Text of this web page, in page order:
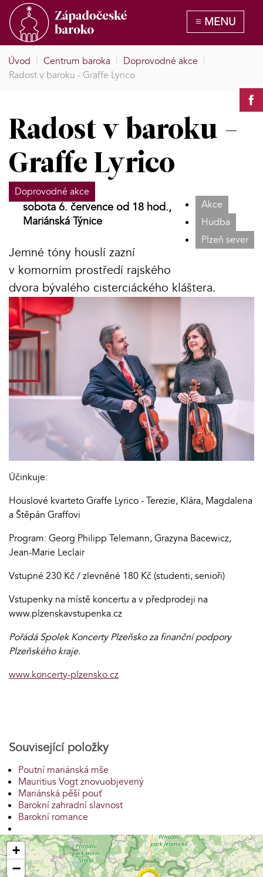
Úvod | Centrum baroka | Doprovodné akce |
Radost v baroku - Graffe Lyrico
Radost v baroku -
Graffe Lyrico
Doprovodné akce
Akce
Hudba
Plzeň sever
sobota 6. července od 18 hod.,
Mariánská Týnice
Jemné tóny houslí zazní
v komorním prostředí rajského
dvora bývalého cisterciáckého kláštera.
Účinkuje:
Houslové kvarteto Graffe Lyrico - Terezie, Klára, Magdalena
a Štěpán Graffovi
Program: Georg Philipp Telemann, Grazyna Bacewicz,
Jean-Marie Leclair
Vstupné 230 Kč / zlevněné 180 Kč (studenti, senioři)
Vstupenky na místě koncertu a v předprodeji na
www.plzenskavstupenka.cz
Pořádá Spolek Koncerty Plzeňsko za finanční podpory
Plzeňského kraje.
www.koncerty-plzensko.cz
Související položky
Poutní mariánská mše
Mauritius Vogt znovuobjevený
Mariánská pěší pouť
Barokní zahradní slavnost
Barokní romance
+
−